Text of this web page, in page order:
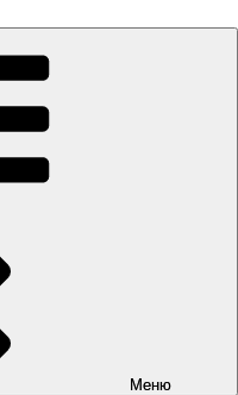
Меню